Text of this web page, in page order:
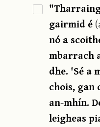
gairmid é
nó a
mbarrach
dhe. 'Sé a
chois, gan
an-mhín.
leigheas